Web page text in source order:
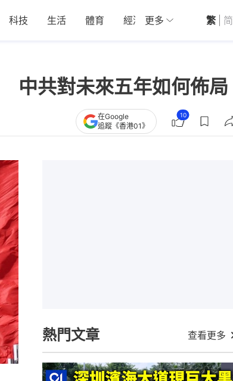
科技 生活 體育 經濟 01深圳 觀點
更多 繁 简
中共對未來五年如何佈局
在Google
追蹤《香港01》
10
熱門文章 查看更多